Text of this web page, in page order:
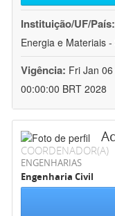
Instituição/UF/País:
Energia e Materiais -
Vigência: Fri Jan
00:00:00 BRT 2028
COORDENADOR(A)
ENGENHARIAS
Engenharia Civil